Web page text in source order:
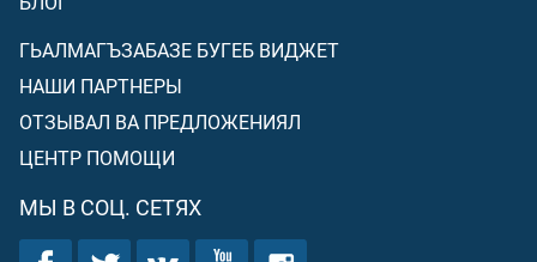
ГЬАЛМАГЪЗАБАЗЕ БУГЕБ ВИДЖЕТ
НАШИ ПАРТНЕРЫ
ОТЗЫВАЛ ВА ПРЕДЛОЖЕНИЯЛ
ЦЕНТР ПОМОЩИ
МЫ В СОЦ. СЕТЯХ